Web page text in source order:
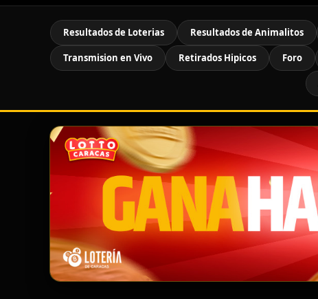
Resultados de Loterias Resultados de Animalitos
Transmision en Vivo Retirados Hipicos Foro